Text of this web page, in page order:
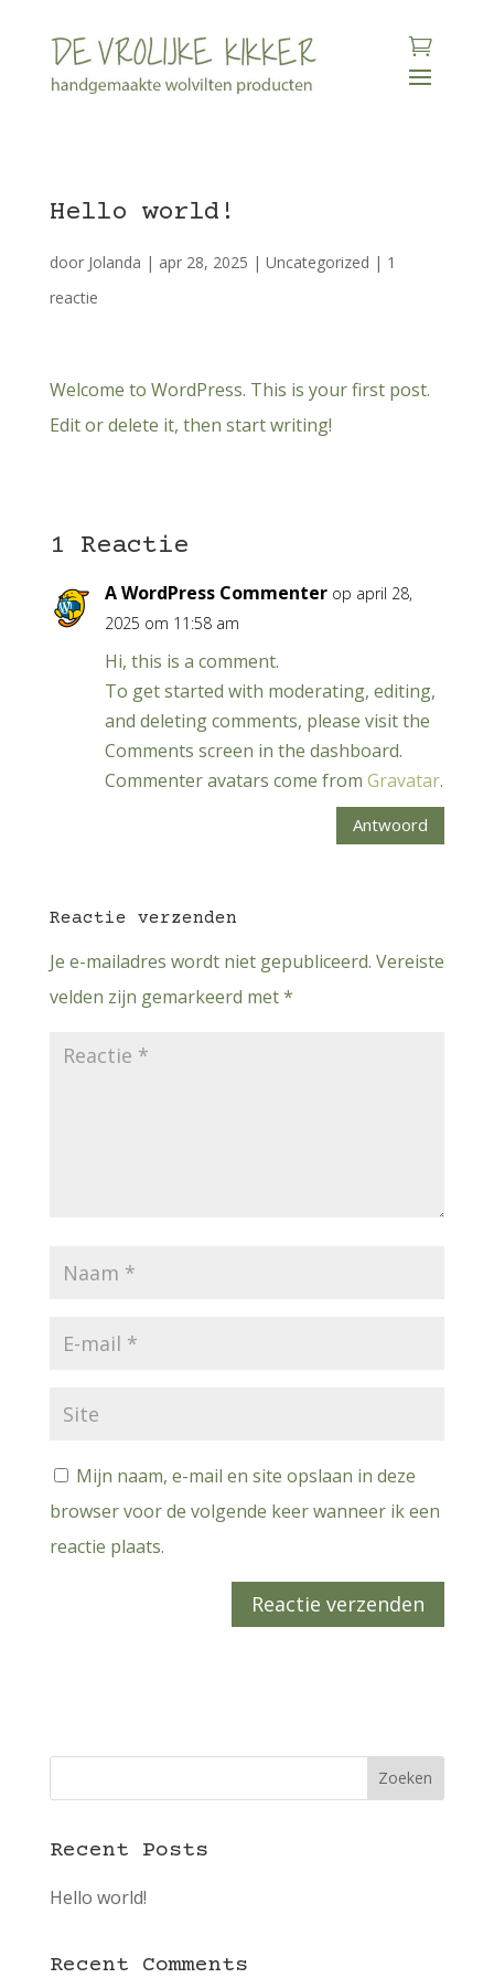
Hello world!
door Jolanda | apr 28, 2025 | Uncategorized | 1
reactie
Welcome to WordPress. This is your first post.
Edit or delete it, then start writing!
1 Reactie
A WordPress Commenter op april 28,
2025 om 11:58 am
Hi, this is a comment.
To get started with moderating, editing,
and deleting comments, please visit the
Comments screen in the dashboard.
Commenter avatars come from Gravatar.
Antwoord
Reactie verzenden
Je e-mailadres wordt niet gepubliceerd. Vereiste
velden zijn gemarkeerd met*
Mijn naam, e-mail en site opslaan in deze
browser voor de volgende keer wanneer ik een
reactie plaats.
Zoeken
Recent Posts
Hello world!
Recent Comments